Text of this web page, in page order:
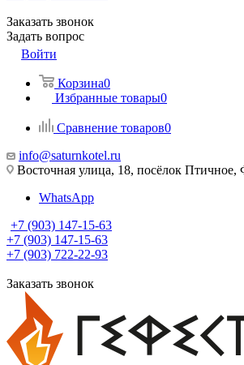
Заказать звонок
Задать вопрос
Войти
Корзина0
Избранные товары0
Сравнение товаров0
info@saturnkotel.ru
Восточная улица, 18, посёлок
WhatsApp
+7 (903) 147-15-63
+7 (903) 147-15-63
+7 (903) 722-22-93
Заказать звонок